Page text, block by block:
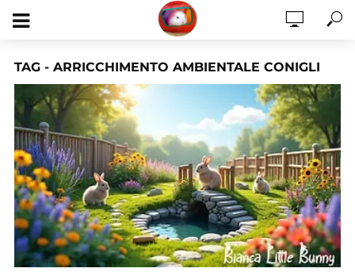
TAG - ARRICCHIMENTO AMBIENTALE CONIGLI